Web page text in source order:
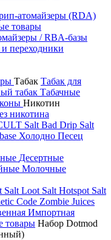
атомайзеры (RDA)
товары
/ RBA-базы
переходники
Табак Табак для
табак Табачные
Никотин
никотина
Salt Bad Drip Salt
Холодно Песец
Десертные
Молочные
Salt Loot Salt Hotspot Salt
Code Zombie Juices
Импортная
товары Набор Dotmod